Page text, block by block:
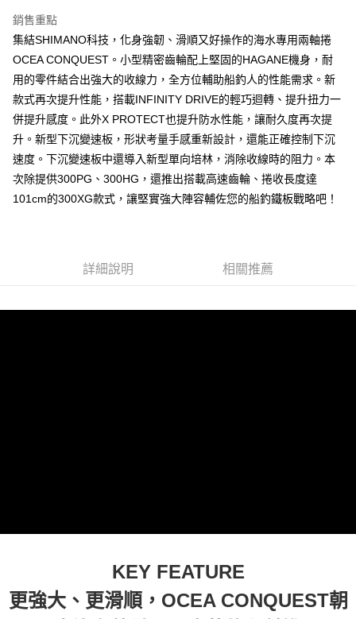
ATM付款
運送方式
全家取貨付款
每筆NT$100，滿NT$1,000(含以上)免運費
每筆NT$100，滿NT$1,000(含以上)免運費
7-11取貨(快速到店)
每筆NT$100，滿NT$1,000(含以上)免運費
銷售重點
集結SHIMANO科技，化身強韌、滑順又好操作的海水專用兩軸捲
OCEA CONQUEST。小型精密齒輪配上堅固的HAGANE機身，耐
用的零件結合出強大的收線力，全方位輔助船釣人的性能需求。新
款式再次提升性能，搭載INFINITY DRIVE的輕巧迴轉、提升扭力一
併提升感度。此外X PROTECT也提升防水性能，讓耐久度再次提
升。新型下沉變速板，形狀考量手感重新設計，還能正確控制下沉
速度。下沉變速板中還導入新型單向培林，消除收線時的阻力。本
次除提供300PG、300HG，還推出搭載高速齒輪、捲收長度達
101cm的300XG款式，讓堅實強大陣容輔佐您的船釣鐵板戰略吧！
詳細說明 相關推薦
KEY FEATURE
更強大、更滑順，OCEA CONQUEST朝